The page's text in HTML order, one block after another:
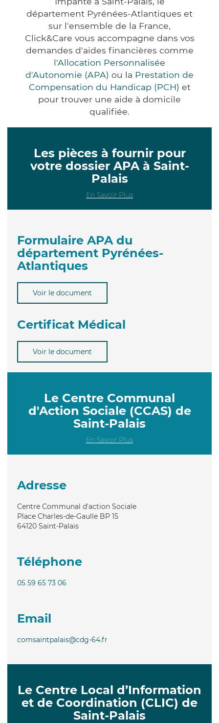
département Pyrénées-Atlantiques et
sur l'ensemble de la France,
Click&Care vous accompagne dans vos
demandes d'aides financières comme
l'Allocation Personnalisée
d'Autonomie (APA) ou la Prestation de
Compensation du Handicap (PCH) et
pour trouver une aide à domicile
qualifiée.
Les pièces à fournir pour
votre dossier APA à Saint-
Palais
En Savoir Plus
Formulaire APA du
département Pyrénées-
Atlantiques
Voir le document
Certificat Médical
Voir le document
Le Centre Communal
d'Action Sociale (CCAS) de
Saint-Palais
En Savoir Plus
Adresse
Centre Communal d'action Sociale
Place Charles-de-Gaulle BP 15
64120 Saint-Palais
Téléphone
05 59 65 73 06
Email
comsaintpalais@cdg-64.fr
Le Centre Local d’Information
et de Coordination (CLIC) de
Saint-Palais